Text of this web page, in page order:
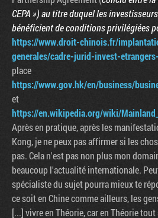
CEPA ») au titre duquel les
bénéficient de conditions privilégiées
https://www.droit-chinois.fr/
generales/cadre-jurid-invest-
place
https://www.gov.hk/en/business/
et
https://en.wikipedia.org/wiki/
Après en pratique, après les
Kong, je ne peux pas affirmer si les
pas. Cela n'est pas non plus mon
beaucoup l'actualité internationale.
spécialiste du sujet pourra mieux te
ce soit en Chine comme ailleurs, les
[...] vivre en Théorie, car en Théorie